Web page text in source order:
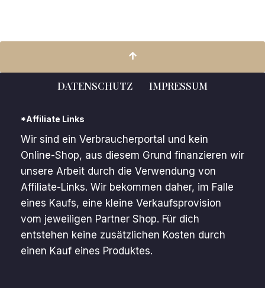
DATENSCHUTZ IMPRESSUM
*Affiliate Links
Wir sind ein Verbraucherportal und kein
Online-Shop, aus diesem Grund finanzieren wir
unsere Arbeit durch die Verwendung von
Affiliate-Links. Wir bekommen daher, im Falle
eines Kaufs, eine kleine Verkaufsprovision
vom jeweiligen Partner Shop. Für dich
entstehen keine zusätzlichen Kosten durch
einen Kauf eines Produktes.